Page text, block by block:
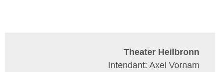
Theater Heilbronn
Intendant: Axel Vornam